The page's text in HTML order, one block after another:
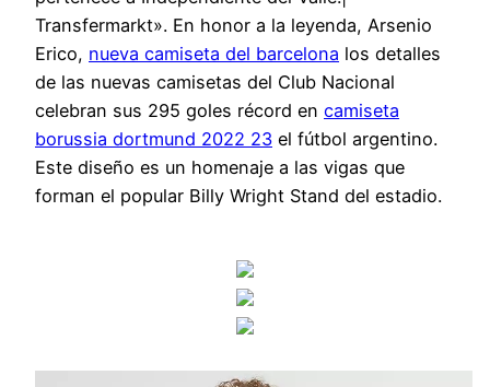
Transfermarkt». En honor a la leyenda, Arsenio
Erico, nueva camiseta del barcelona los detalles
de las nuevas camisetas del Club Nacional
celebran sus 295 goles récord en camiseta
borussia dortmund 2022 23 el fútbol argentino.
Este diseño es un homenaje a las vigas que
forman el popular Billy Wright Stand del estadio.